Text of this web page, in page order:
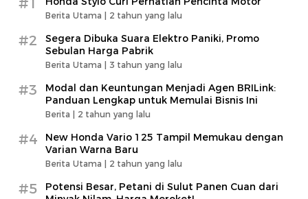
Berita Utama | 2 tahun yang lalu
#2
Segera Dibuka Suara Elektro Paniki, Promo
Sebulan Harga Pabrik
Berita Utama | 3 tahun yang lalu
#3
Modal dan Keuntungan Menjadi Agen BRILink:
Panduan Lengkap untuk Memulai Bisnis Ini
Berita | 2 tahun yang lalu
#4
New Honda Vario 125 Tampil Memukau dengan
Varian Warna Baru
Berita Utama | 2 tahun yang lalu
#5
Potensi Besar, Petani di Sulut Panen Cuan dari